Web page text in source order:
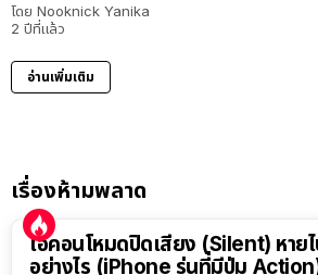
โดย Nooknick Yanika
2 ปีที่แล้ว
อ่านเพิ่มเติม
เรื่องห้ามพลาด
ไอคอนโหมดปิดเสียง (Silent) หาย
อย่างไร (iPhone รุ่นที่มีปุ่ม